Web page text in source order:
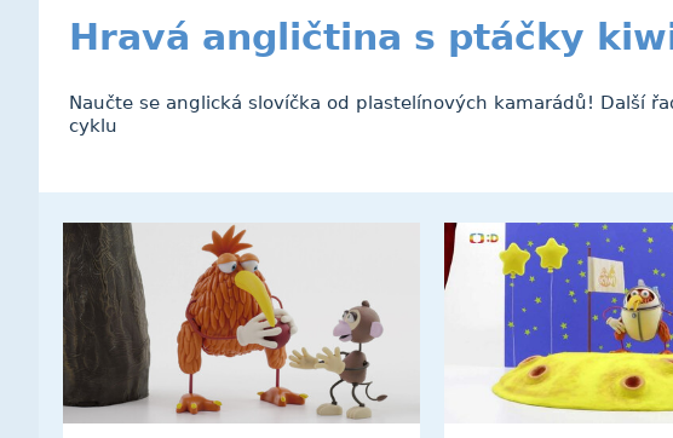
Hravá angličtina s ptáčky
Naučte se anglická slovíčka od plastelínových kamarádů! Další
cyklu